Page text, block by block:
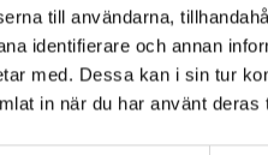
till användarna,
identifierare och annan
med. Dessa kan i sin tur
in när du har använt deras